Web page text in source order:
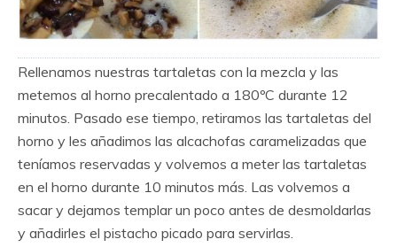
Rellenamos nuestras tartaletas con la mezcla y las
metemos al horno precalentado a 180ºC durante 12
minutos. Pasado ese tiempo, retiramos las tartaletas del
horno y les añadimos las alcachofas caramelizadas que
teníamos reservadas y volvemos a meter las tartaletas
en el horno durante 10 minutos más. Las volvemos a
sacar y dejamos templar un poco antes de desmoldarlas
y añadirles el pistacho picado para servirlas.